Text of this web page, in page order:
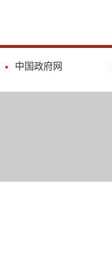
中国政府网